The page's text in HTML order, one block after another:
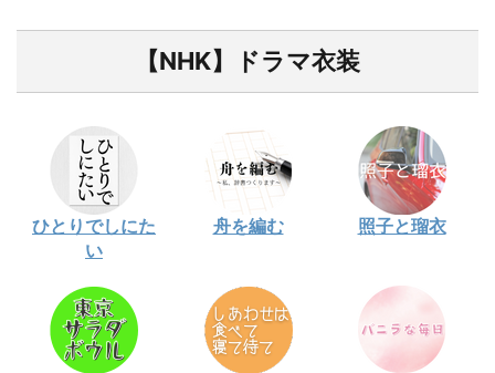
【NHK】ドラマ衣装
ひとりでしにた
い
舟を編む 照子と瑠衣